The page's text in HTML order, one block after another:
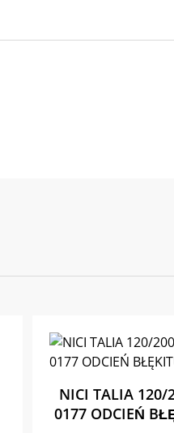
NICI TALIA 120/
0177 ODCIEŃ